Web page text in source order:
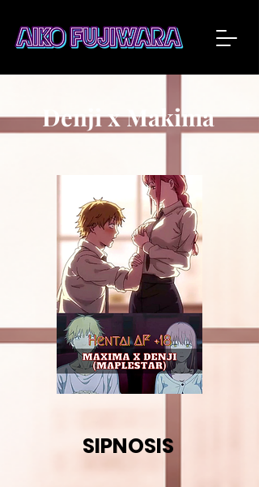
Denji x Makima
SIPNOSIS